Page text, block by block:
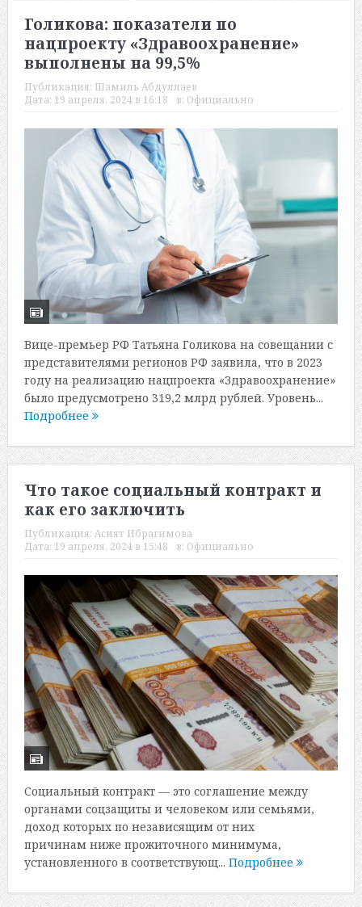
Голикова: показатели по
нацпроекту «Здравоохранение»
выполнены на 99,5%
Публикация: Шамиль Абдуллаев
Дата: 19 апреля, 2024 в 16:18 в: Официально
Вице-премьер РФ Татьяна Голикова на совещании с
представителями регионов РФ заявила, что в 2023
году на реализацию нацпроекта «Здравоохранение»
было предусмотрено 319,2 млрд рублей. Уровень...
Подробнее
Что такое социальный контракт и
как его заключить
Публикация: Асият Ибрагимова
Дата: 19 апреля, 2024 в 15:48 в: Официально
Социальный контракт — это соглашение между
органами соцзащиты и человеком или семьями,
доход которых по независящим от них
причинам ниже прожиточного минимума,
установленного в соответствующ... Подробнее